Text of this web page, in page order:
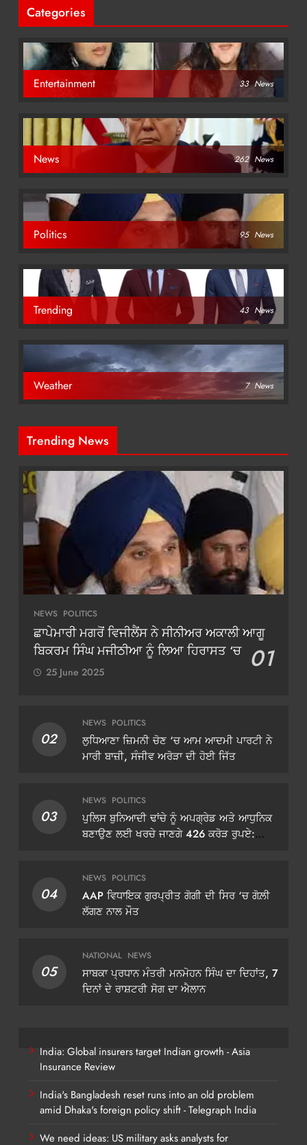
Categories
Entertainment 33 News
News 262 News
Politics 95 News
Trending 43 News
Weather 7 News
Trending News
NEWS POLITICS
ਛਾਪੇਮਾਰੀ ਮਗਰੋਂ ਵਿਜੀਲੈਂਸ ਨੇ ਸੀਨੀਅਰ ਅਕਾਲੀ ਆਗੂ
ਬਿਕਰਮ ਸਿੰਘ ਮਜੀਠੀਆ ਨੂੰ ਲਿਆ ਹਿਰਾਸਤ ‘ਚ 01
25 June 2025
02
NEWS POLITICS
ਲੁਧਿਆਣਾ ਜ਼ਿਮਨੀ ਚੋਣ ‘ਚ ਆਮ ਆਦਮੀ ਪਾਰਟੀ ਨੇ
ਮਾਰੀ ਬਾਜ਼ੀ, ਸੰਜੀਵ ਅਰੋੜਾ ਦੀ ਹੋਈ ਜਿੱਤ
03
NEWS POLITICS
ਪੁਲਿਸ ਬੁਨਿਆਦੀ ਢਾਂਚੇ ਨੂੰ ਅਪਗ੍ਰੇਡ ਅਤੇ ਆਧੁਨਿਕ
ਬਣਾਉਣ ਲਈ ਖਰਚੇ ਜਾਣਗੇ 426 ਕਰੋੜ ਰੁਪਏ:
04
NEWS POLITICS
AAP ਵਿਧਾਇਕ ਗੁਰਪ੍ਰੀਤ ਗੋਗੀ ਦੀ ਸਿਰ ‘ਚ ਗੋਲ਼ੀ
ਲੱਗਣ ਨਾਲ ਮੌਤ
05
NATIONAL NEWS
ਸਾਬਕਾ ਪ੍ਰਧਾਨ ਮੰਤਰੀ ਮਨਮੋਹਨ ਸਿੰਘ ਦਾ ਦਿਹਾਂਤ, 7
ਦਿਨਾਂ ਦੇ ਰਾਸ਼ਟਰੀ ਸੋਗ ਦਾ ਐਲਾਨ
India: Global insurers target Indian growth - Asia
Insurance Review
India's Bangladesh reset runs into an old problem
amid Dhaka's foreign policy shift - Telegraph India
We need ideas: US military asks analysts for